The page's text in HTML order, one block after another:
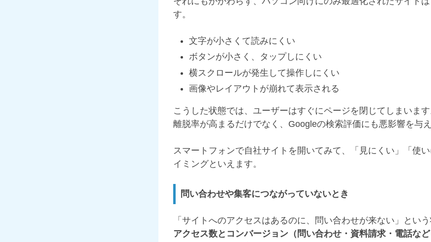
す。
文字が小さくて読みにくい
ボタンが小さく、タップしにくい
横スクロールが発生して操作しにくい
画像やレイアウトが崩れて表示される
こうした状態では、ユーザーはすぐにページを閉じてしまいます
離脱率が高まるだけでなく、Googleの検索評価にも悪影響を与
スマートフォンで自社サイトを開いてみて、「見にくい」「使
イミングといえます。
問い合わせや集客につながっていないとき
「サイトへのアクセスはあるのに、問い合わせが来ない」とい
アクセス数とコンバージョン（問い合わせ・資料請求・電話な